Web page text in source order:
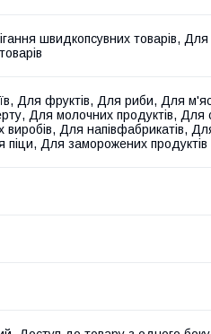
швидкопсувних товарів, Для
Для фруктів, Для риби, Для
Для молочних продуктів, Для
виробів, Для напівфабрикатів,
піци, Для заморожених продуктів